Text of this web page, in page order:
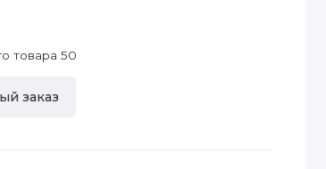
товара 50
заказ